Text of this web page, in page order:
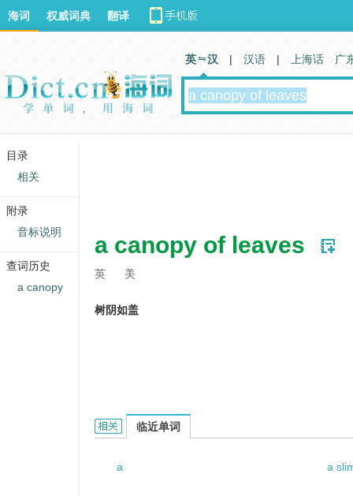
a canopy of leaves
英 美
树阴如盖
a canopy of leaves的相关资料：
临近单词
a a
海词 权威词典 翻译
英 汉 | 汉语 | 上海话 广
目录
相关
附录
音标说明
查词历史
a canopy